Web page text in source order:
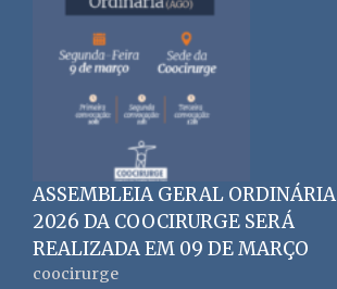
ASSEMBLEIA GERAL ORDINÁRIA
2026 DA COOCIRURGE SERÁ
REALIZADA EM 09 DE MARÇO
coocirurge